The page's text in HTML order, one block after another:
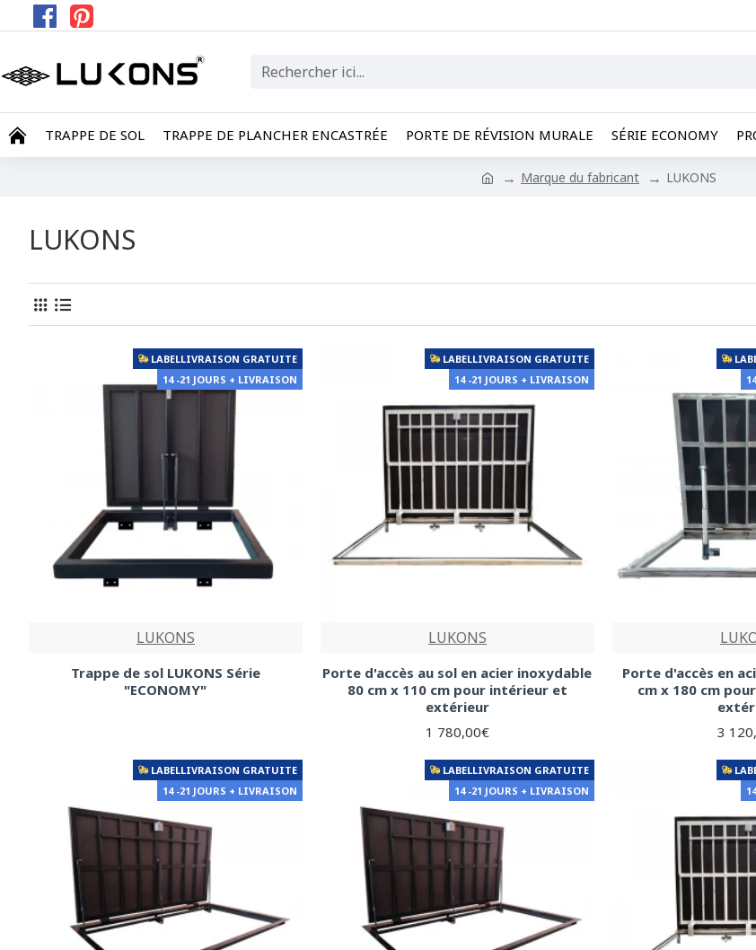
TRAPPE DE SOL TRAPPE DE PLANCHER ENCASTRÉE PORTE DE RÉVISION MURALE SÉRIE ECONOMY
Marque du fabricant LUKONS
LUKONS
LABELLIVRAISON GRATUITE
14 -21 JOURS + LIVRAISON
LUKONS
Trappe de sol LUKONS Série
"ECONOMY"
LABELLIVRAISON GRATUITE
14 -21 JOURS + LIVRAISON
LUKONS
Porte d'accès au sol en acier inoxydable
80 cm x 110 cm pour intérieur et
extérieur
1 780,00€
Porte d'accès en
cm x 180 cm
3
LABELLIVRAISON GRATUITE
14 -21 JOURS + LIVRAISON
LABELLIVRAISON GRATUITE
14 -21 JOURS + LIVRAISON